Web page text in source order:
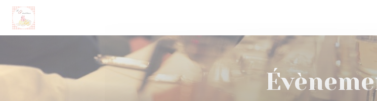
Personnalisation de vos choix en matière de cookies